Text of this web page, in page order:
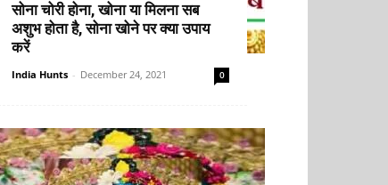
सोना चोरी होना, खोना या मिलना सब
अशुभ होता है, सोना खोने पर क्या उपाय
करें
India Hunts - December 24, 2021 0